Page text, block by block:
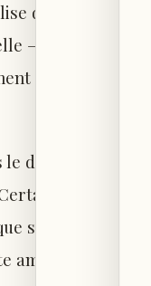
durablement
— jusqu’à
et vide
doute
croient
seul un
amour,